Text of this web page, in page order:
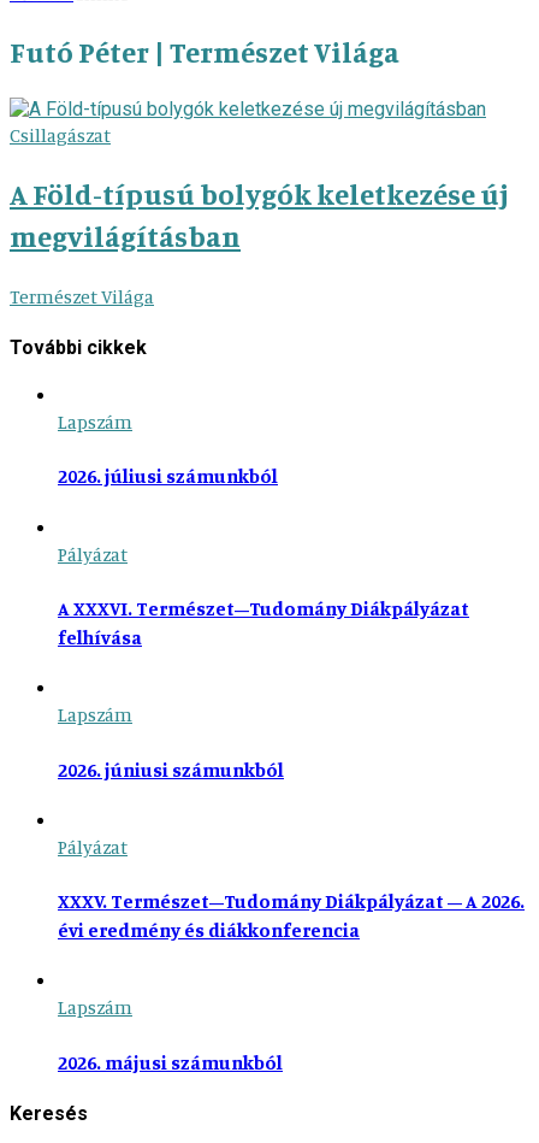
Futó Péter | Természet Világa
Csillagászat
A Föld-típusú bolygók keletkezése új
megvilágításban
Természet Világa
További cikkek
Lapszám
2026. júliusi számunkból
Pályázat
A XXXVI. Természet–Tudomány Diákpályázat
felhívása
Lapszám
2026. júniusi számunkból
Pályázat
XXXV. Természet–Tudomány Diákpályázat – A 2026.
évi eredmény és diákkonferencia
Lapszám
2026. májusi számunkból
Keresés